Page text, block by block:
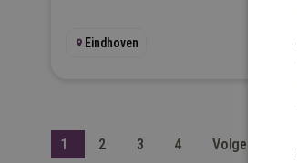
Eindhoven
1 2 3 4 Volgende